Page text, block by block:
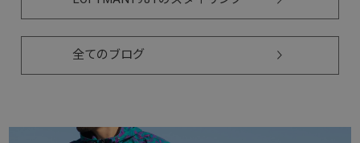
全てのブログ